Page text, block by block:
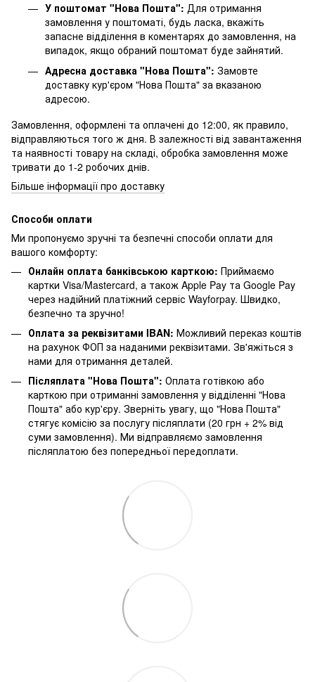
У поштомат "Нова Пошта": Для отримання
замовлення у поштоматі, будь ласка, вкажіть
запасне відділення в коментарях до замовлення, на
випадок, якщо обраний поштомат буде зайнятий.
Адресна доставка "Нова Пошта": Замовте
доставку кур'єром "Нова Пошта" за вказаною
адресою.
Замовлення, оформлені та оплачені до 12:00, як правило,
відправляються того ж дня. В залежності від завантаження
та наявності товару на складі, обробка замовлення може
тривати до 1-2 робочих днів.
Більше інформації про доставку
Способи оплати
Ми пропонуємо зручні та безпечні способи оплати для
вашого комфорту:
Онлайн оплата банківською карткою: Приймаємо
картки Visa/Mastercard, а також Apple Pay та Google Pay
через надійний платіжний сервіс Wayforpay. Швидко,
безпечно та зручно!
Оплата за реквізитами IBAN: Можливий переказ коштів
на рахунок ФОП за наданими реквізитами. Зв'яжіться з
нами для отримання деталей.
Післяплата "Нова Пошта": Оплата готівкою або
карткою при отриманні замовлення у відділенні "Нова
Пошта" або кур'єру. Зверніть увагу, що "Нова Пошта"
стягує комісію за послугу післяплати (20 грн + 2% від
суми замовлення). Ми відправляємо замовлення
післяплатою без попередньої передоплати.